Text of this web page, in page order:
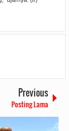
Previous
Posting Lama